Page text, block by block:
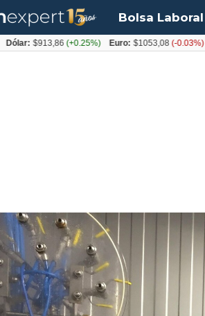
Bolsa Laboral
$913,86(+0.25%) Euro: $1053,08(-0.03%) IPC: